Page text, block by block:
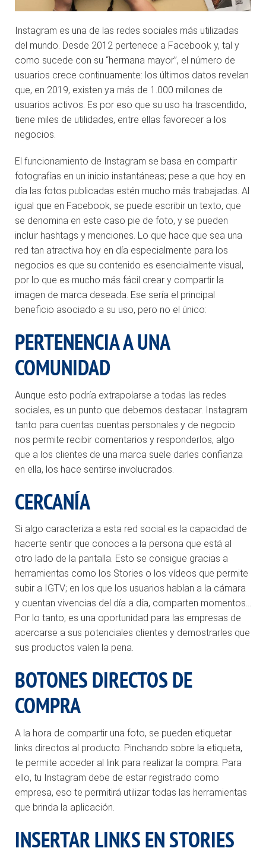
Instagram es una de las redes sociales más utilizadas
del mundo. Desde 2012 pertenece a Facebook y, tal y
como sucede con su “hermana mayor”, el número de
usuarios crece continuamente: los últimos datos revelan
que, en 2019, existen ya más de 1.000 millones de
usuarios activos. Es por eso que su uso ha trascendido,
tiene miles de utilidades, entre ellas favorecer a los
negocios.
El funcionamiento de Instagram se basa en compartir
fotografías en un inicio instantáneas; pese a que hoy en
día las fotos publicadas estén mucho más trabajadas. Al
igual que en Facebook, se puede escribir un texto, que
se denomina en este caso pie de foto, y se pueden
incluir hashtags y menciones. Lo que hace que sea una
red tan atractiva hoy en día especialmente para los
negocios es que su contenido es esencialmente visual,
por lo que es mucho más fácil crear y compartir la
imagen de marca deseada. Ese sería el principal
beneficio asociado a su uso, pero no el único:
PERTENENCIA A UNA
COMUNIDAD
Aunque esto podría extrapolarse a todas las redes
sociales, es un punto que debemos destacar. Instagram
tanto para cuentas cuentas personales y de negocio
nos permite recibir comentarios y responderlos, algo
que a los clientes de una marca suele darles confianza
en ella, los hace sentirse involucrados.
CERCANÍA
Si algo caracteriza a esta red social es la capacidad de
hacerte sentir que conoces a la persona que está al
otro lado de la pantalla. Esto se consigue gracias a
herramientas como los Stories o los vídeos que permite
subir a IGTV; en los que los usuarios hablan a la cámara
y cuentan vivencias del día a día, comparten momentos…
Por lo tanto, es una oportunidad para las empresas de
acercarse a sus potenciales clientes y demostrarles que
sus productos valen la pena.
BOTONES DIRECTOS DE
COMPRA
A la hora de compartir una foto, se pueden etiquetar
links directos al producto. Pinchando sobre la etiqueta,
te permite acceder al link para realizar la compra. Para
ello, tu Instagram debe de estar registrado como
empresa, eso te permitirá utilizar todas las herramientas
que brinda la aplicación.
INSERTAR LINKS ENSTORIES